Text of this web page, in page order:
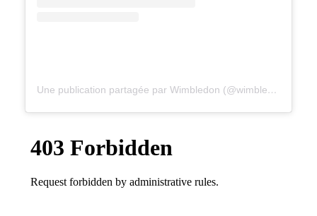
Une publication partagée par Wimbledon (@wimbledon)